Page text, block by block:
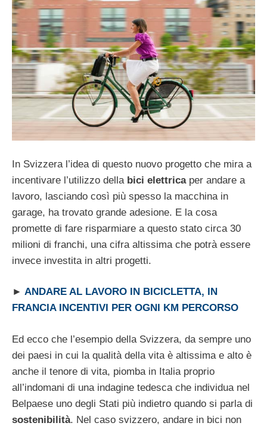
In Svizzera l’idea di questo nuovo progetto che mira a
incentivare l’utilizzo della bici elettricaper andare a
lavoro, lasciando così più spesso la macchina in
garage, ha trovato grande adesione. E la cosa
promette di fare risparmiare a questo stato circa 30
milioni di franchi, una cifra altissima che potrà essere
invece investita in altri progetti.
► ANDARE AL LAVORO IN BICICLETTA, IN
FRANCIA INCENTIVI PER OGNI KM PERCORSO
Ed ecco che l’esempio della Svizzera, da sempre uno
dei paesi in cui la qualità della vita è altissima e alto è
anche il tenore di vita, piomba in Italia proprio
all’indomani di una indagine tedesca che individua nel
Belpaese uno degli Stati più indietro quando si parla di
sostenibilità. Nel caso svizzero, andare in bici non